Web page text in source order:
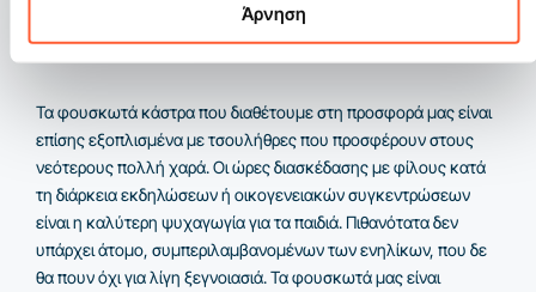
Άρνηση
Ένα φουσκωτό κάστρο με τσουλήθρα
Τα φουσκωτά κάστρα που διαθέτουμε στη προσφορά μας είναι
επίσης εξοπλισμένα με τσουλήθρες που προσφέρουν στους
νεότερους πολλή χαρά. Οι ώρες διασκέδασης με φίλους κατά
τη διάρκεια εκδηλώσεων ή οικογενειακών συγκεντρώσεων
είναι η καλύτερη ψυχαγωγία για τα παιδιά. Πιθανότατα δεν
υπάρχει άτομο, συμπεριλαμβανομένων των ενηλίκων, που δε
θα πουν όχι για λίγη ξεγνοιασιά. Τα φουσκωτά μας είναι